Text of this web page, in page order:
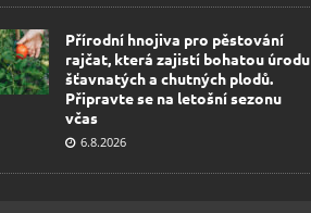
Přírodní hnojiva pro pěstování
rajčat, která zajistí bohatou úrodu
šťavnatých a chutných plodů.
Připravte se na letošní sezonu
včas
6.8.2026